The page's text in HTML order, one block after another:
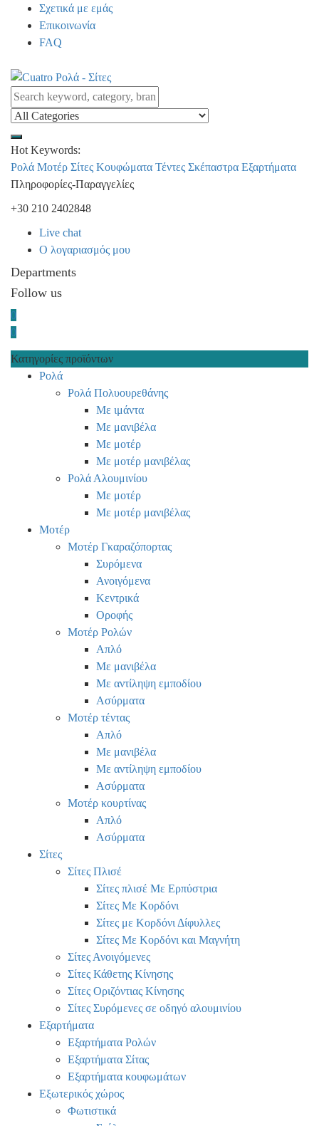
Σχετικά με εμάς
Επικοινωνία
FAQ
Hot Keywords:
Ρολά Μοτέρ Σίτες Κουφώματα Τέντες Σκέπαστρα Εξαρτήματα
Πληροφορίες-Παραγγελίες
+30 210 2402848
Live chat
Ο λογαριασμός μου
Departments
Follow us
0
0
Κατηγορίες προϊόντων
Ρολά
Ρολά Πολυουρεθάνης
Με ιμάντα
Με μανιβέλα
Με μοτέρ
Με μοτέρ μανιβέλας
Ρολά Αλουμινίου
Με μοτέρ
Με μοτέρ μανιβέλας
Μοτέρ
Μοτέρ Γκαραζόπορτας
Συρόμενα
Ανοιγόμενα
Κεντρικά
Οροφής
Μοτέρ Ρολών
Απλό
Με μανιβέλα
Με αντίληψη εμποδίου
Ασύρματα
Μοτέρ τέντας
Απλό
Με μανιβέλα
Με αντίληψη εμποδίου
Ασύρματα
Μοτέρ κουρτίνας
Απλό
Ασύρματα
Σίτες
Σίτες Πλισέ
Σίτες πλισέ Με Ερπύστρια
Σίτες Με Κορδόνι
Σίτες με Κορδόνι Δίφυλλες
Σίτες Με Κορδόνι και Μαγνήτη
Σίτες Ανοιγόμενες
Σίτες Κάθετης Κίνησης
Σίτες Οριζόντιας Κίνησης
Σίτες Συρόμενες σε οδηγό αλουμινίου
Εξαρτήματα
Εξαρτήματα Ρολών
Εξαρτήματα Σίτας
Εξαρτήματα κουφωμάτων
Εξωτερικός χώρος
Φωτιστικά